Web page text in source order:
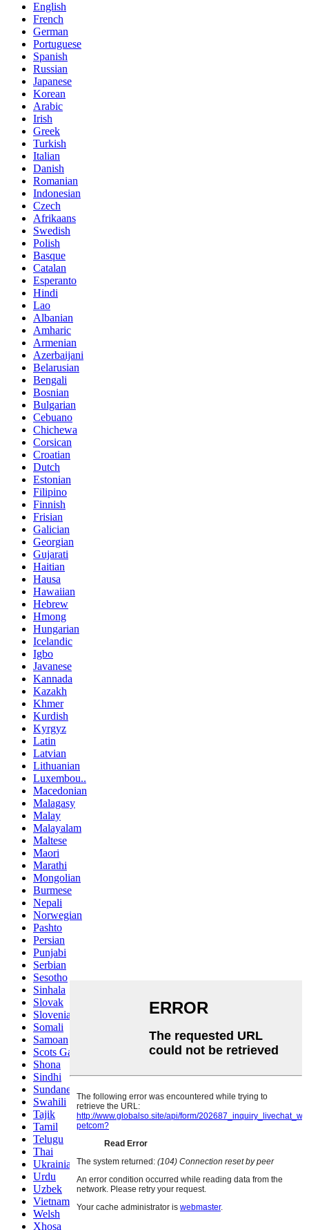
English
French
German
Portuguese
Spanish
Russian
Japanese
Korean
Arabic
Irish
Greek
Turkish
Italian
Danish
Romanian
Indonesian
Czech
Afrikaans
Swedish
Polish
Basque
Catalan
Esperanto
Hindi
Lao
Albanian
Amharic
Armenian
Azerbaijani
Belarusian
Bengali
Bosnian
Bulgarian
Cebuano
Chichewa
Corsican
Croatian
Dutch
Estonian
Filipino
Finnish
Frisian
Galician
Georgian
Gujarati
Haitian
Hausa
Hawaiian
Hebrew
Hmong
Hungarian
Icelandic
Igbo
Javanese
Kannada
Kazakh
Khmer
Kurdish
Kyrgyz
Latin
Latvian
Lithuanian
Luxembou..
Macedonian
Malagasy
Malay
Malayalam
Maltese
Maori
Marathi
Mongolian
Burmese
Nepali
Norwegian
Pashto
Persian
Punjabi
Serbian
Sesotho
Sinhala
Slovak
Slovenian
Somali
Samoan
Scots Gaelic
Shona
Sindhi
Sundanese
Swahili
Tajik
Tamil
Telugu
Thai
Ukrainian
Urdu
Uzbek
Vietnamese
Welsh
Xhosa